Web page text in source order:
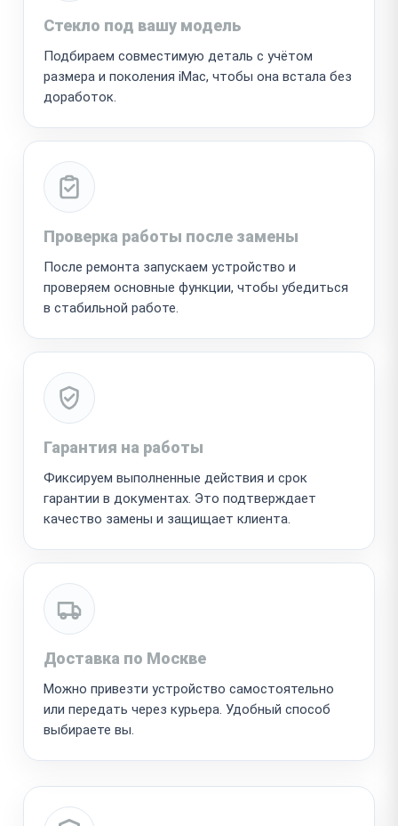
Стекло под вашу модель
Подбираем совместимую деталь с учётом
размера и поколения iMac, чтобы она встала без
доработок.
Проверка работы после замены
После ремонта запускаем устройство и
проверяем основные функции, чтобы убедиться
в стабильной работе.
Гарантия на работы
Фиксируем выполненные действия и срок
гарантии в документах. Это подтверждает
качество замены и защищает клиента.
Доставка по Москве
Можно привезти устройство самостоятельно
или передать через курьера. Удобный способ
выбираете вы.